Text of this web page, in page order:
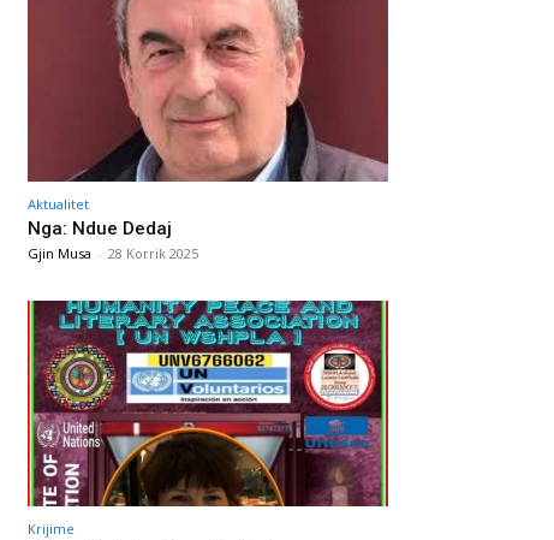
Aktualitet
Nga: Ndue Dedaj
Gjin Musa - 28 Korrik 2025
Krijime